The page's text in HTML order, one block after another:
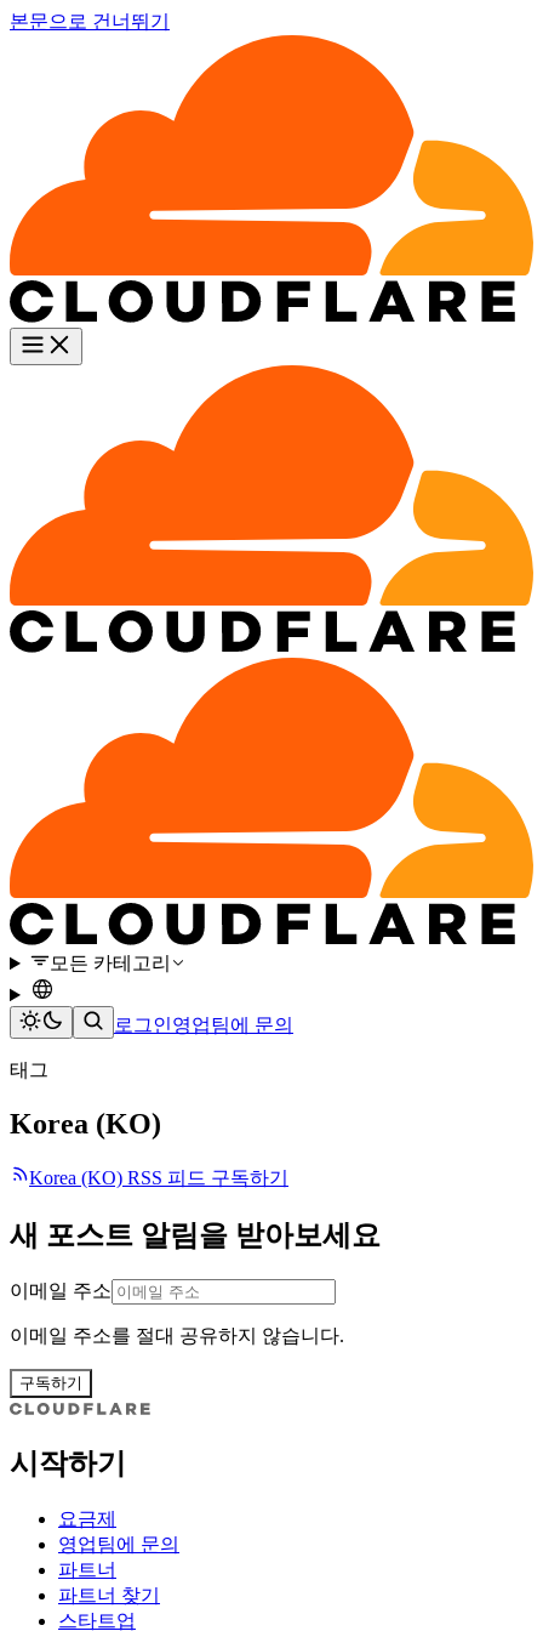
본문으로 건너뛰기
모든 카테고리
로그인영업팀에 문의
태그
Korea (KO)
Korea (KO) RSS 피드 구독하기
새 포스트 알림을 받아보세요
이메일 주소
이메일 주소를 절대 공유하지 않습니다.
구독하기
시작하기
요금제
영업팀에 문의
파트너
파트너 찾기
스타트업